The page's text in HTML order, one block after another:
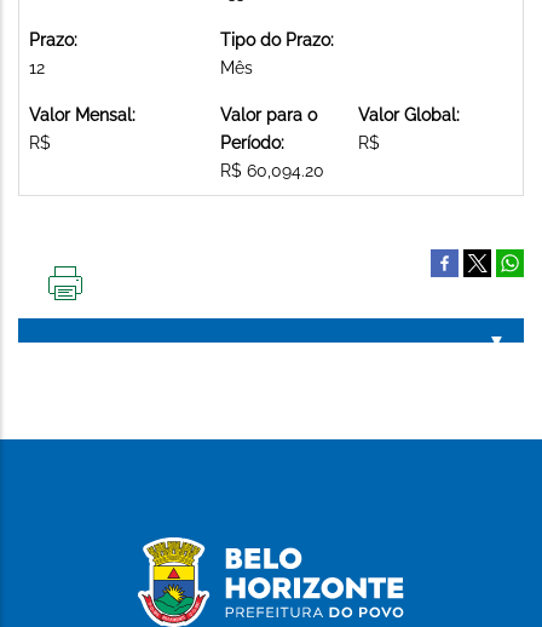
Prazo:
12
Tipo do Prazo:
Mês
Valor Mensal:
R$
Valor para o
Período:
R$ 60,094.20
Valor Global:
R$
PÁGINA